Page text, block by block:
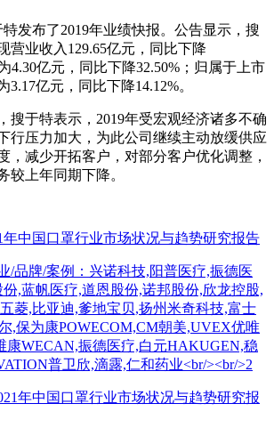
布了2019年业绩快报。公告显示，搜
营业收入129.65亿元，同比下降
4.30亿元，同比下降32.50%；归属于上市
亿元，同比下降14.12%。
于特表示，2019年受宏观经济诸多不确
行压力加大，为此公司继续主动放缓供应
，减少开拓客户，对部分客户优化调整，
较上年同期下降。
年中国口罩行业市场状况与趋势研究报告
/品牌/案例：兴诺科技,阳普医疗,振德医
,蓝帆医疗,道恩股份,诺邦股份,欣龙控股,
菱,比亚迪,爹地宝贝,扬州米奇科技,富士
,保为康POWECOM,CM朝美,UVEX优唯
康WECAN,振德医疗,白元HAKUGEN,稳
普卫欣,滴露,仁和药业<br/><br/>2